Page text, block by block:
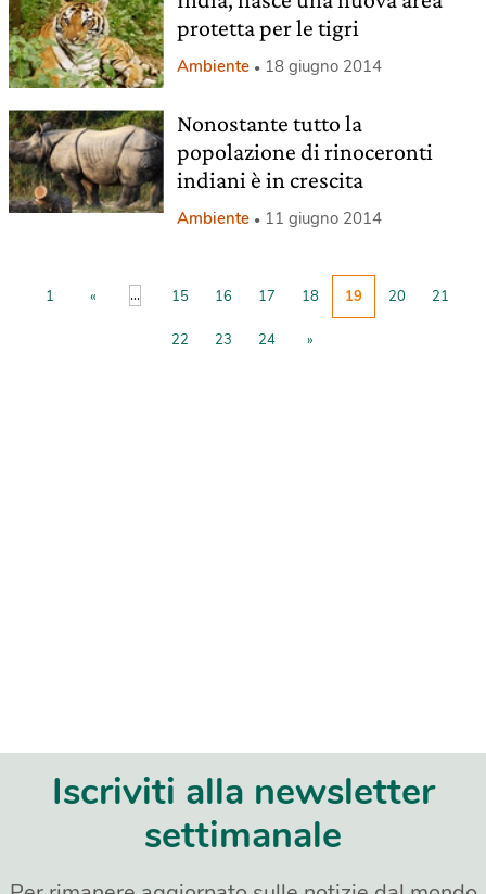
protetta per le tigri
Ambiente 18 giugno 2014
Nonostante tutto la
popolazione di rinoceronti
indiani è in crescita
Ambiente 11 giugno 2014
1 « ... 15 16 17 18 19 20 21
22 23 24 »
Iscriviti alla newsletter
settimanale